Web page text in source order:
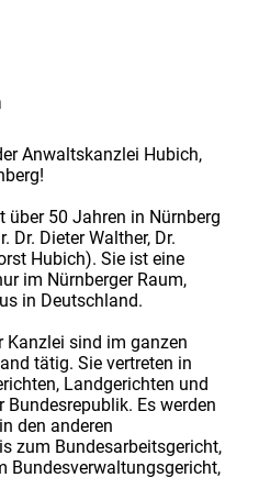
Anwaltskanzlei Hubich,
über 50 Jahren in Nürnberg
Dr. Dieter Walther, Dr.
Hubich). Sie ist eine
im Nürnberger Raum,
in Deutschland.
Kanzlei sind im ganzen
tätig. Sie vertreten in
Landgerichten und
Bundesrepublik. Es werden
den anderen
zum Bundesarbeitsgericht,
Bundesverwaltungsgericht,